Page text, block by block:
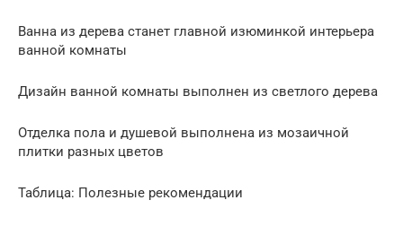
Ванна из дерева станет главной изюминкой интерьера
ванной комнаты
Дизайн ванной комнаты выполнен из светлого дерева
Отделка пола и душевой выполнена из мозаичной
плитки разных цветов
Таблица: Полезные рекомендации